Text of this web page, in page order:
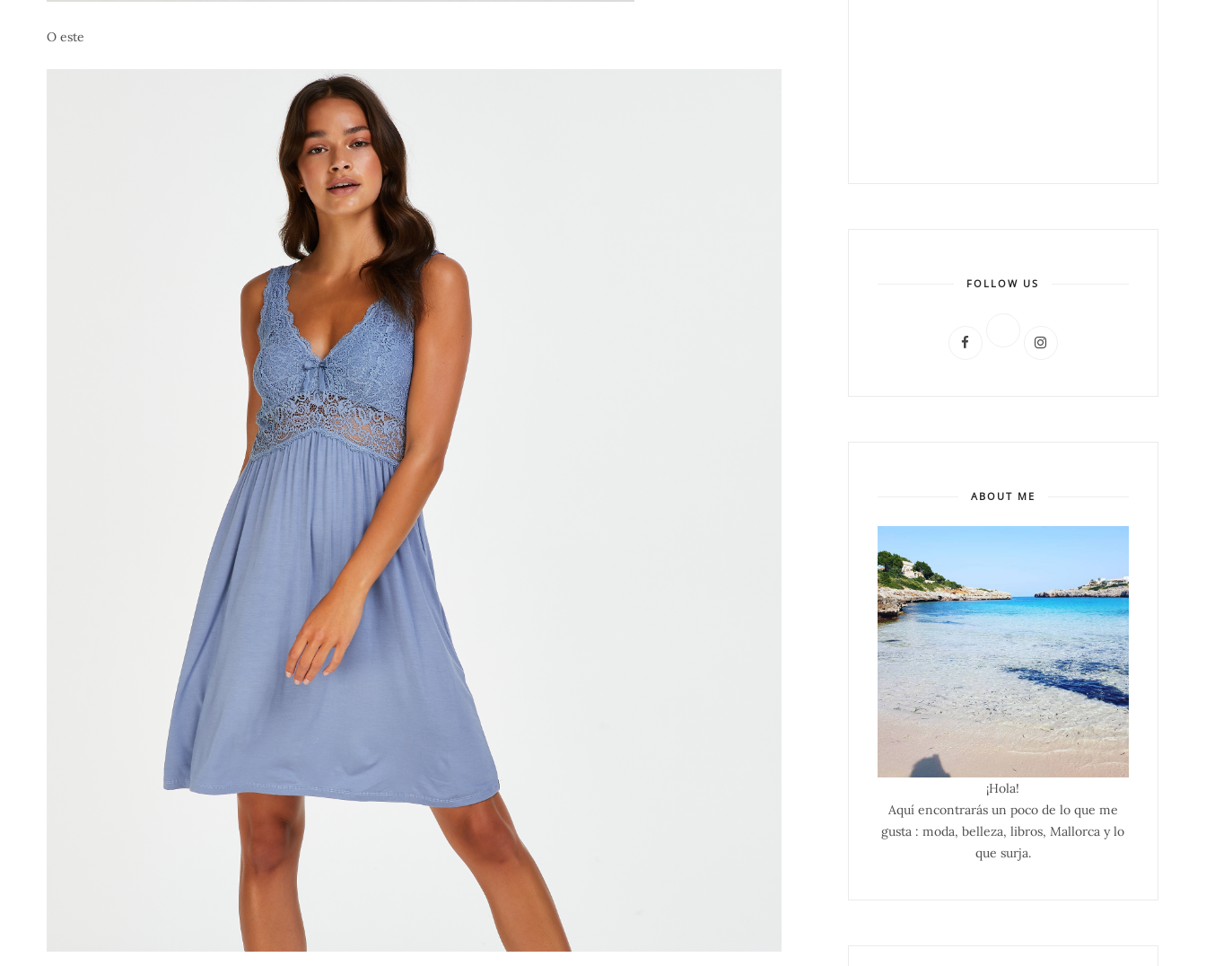
O este
FOLLOW US
ABOUT ME
¡Hola!
Aquí encontrarás un poco de lo que me
gusta : moda, belleza, libros, Mallorca y lo
que surja.